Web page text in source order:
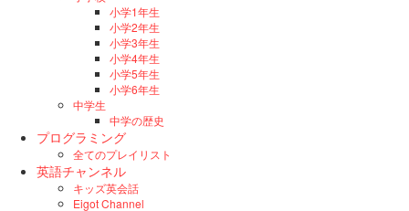
小学1年生
小学2年生
小学3年生
小学4年生
小学5年生
小学6年生
中学生
中学の歴史
プログラミング
全てのプレイリスト
英語チャンネル
キッズ英会話
Eigot Channel